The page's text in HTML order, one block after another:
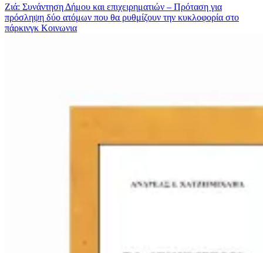
Ζιά: Συνάντηση Δήμου και επιχειρηματιών – Πρόταση για
πρόσληψη δύο ατόμων που θα ρυθμίζουν την κυκλοφορία στο
πάρκινγκ Κοινωνια